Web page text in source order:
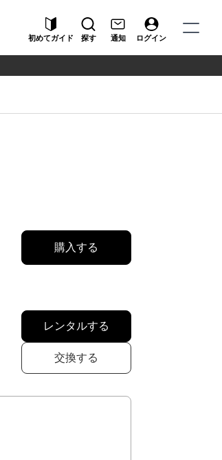
初めてガイド 探す 通知 ログイン
購入する
レンタルする
交換する